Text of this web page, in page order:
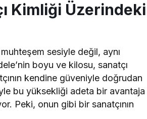
Kimliği Üzerindeki
sesiyle değil, aynı
boyu ve kilosu, sanatçı
kendine güveniyle doğrudan
bu yüksekliği adeta bir avantaja
Peki, onun gibi bir sanatçının